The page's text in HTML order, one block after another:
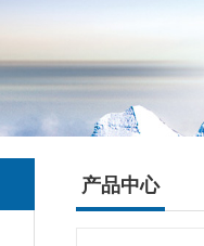
产品中心